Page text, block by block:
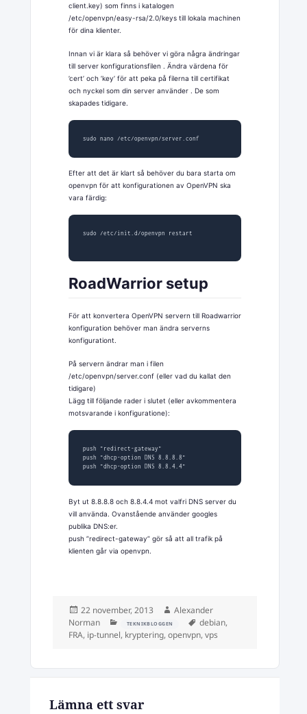
client.key) som finns i katalogen
/etc/openvpn/easy-rsa/2.0/keys till lokala machinen
för dina klienter.
Innan vi är klara så behöver vi göra några ändringar
till server konfigurationsfilen . Ändra värdena för
’cert’ och ’key’ för att peka på filerna till certifikat
och nyckel som din server använder . De som
skapades tidigare.
sudo nano /etc/openvpn/server.conf
Efter att det är klart så behöver du bara starta om
openvpn för att konfigurationen av OpenVPN ska
vara färdig:
sudo /etc/init.d/openvpn restart
RoadWarrior setup
För att konvertera OpenVPN servern till Roadwarrior
konfiguration behöver man ändra serverns
konfigurationt.
På servern ändrar man i filen
/etc/openvpn/server.conf (eller vad du kallat den
tidigare)
Lägg till följande rader i slutet (eller avkommentera
motsvarande i konfiguratione):
push "redirect-gateway"
push "dhcp-option DNS 8.8.8.8"
push "dhcp-option DNS 8.8.4.4"
Byt ut 8.8.8.8 och 8.8.4.4 mot valfri DNS server du
vill använda. Ovanstående använder googles
publika DNS:er.
push ”redirect-gateway” gör så att all trafik på
klienten går via openvpn.
Postat
22 november, 2013 Författare
Alexander
Norman
Kategorier
TEKNIKBLOGGEN Taggar
debian,
FRA, ip-tunnel, kryptering, openvpn, vps
Lämna ett svar